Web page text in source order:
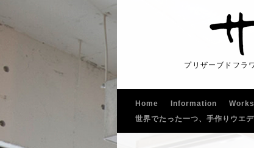
プリザーブドフラ
Home Information
世界でたった一つ、手作りウエ